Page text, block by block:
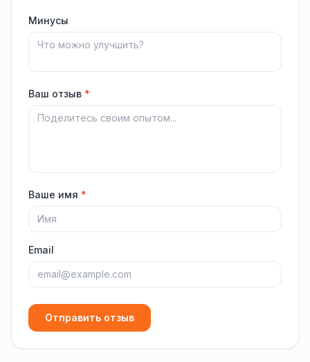
Минусы
Ваш отзыв *
Ваше имя *
Email
Отправить отзыв